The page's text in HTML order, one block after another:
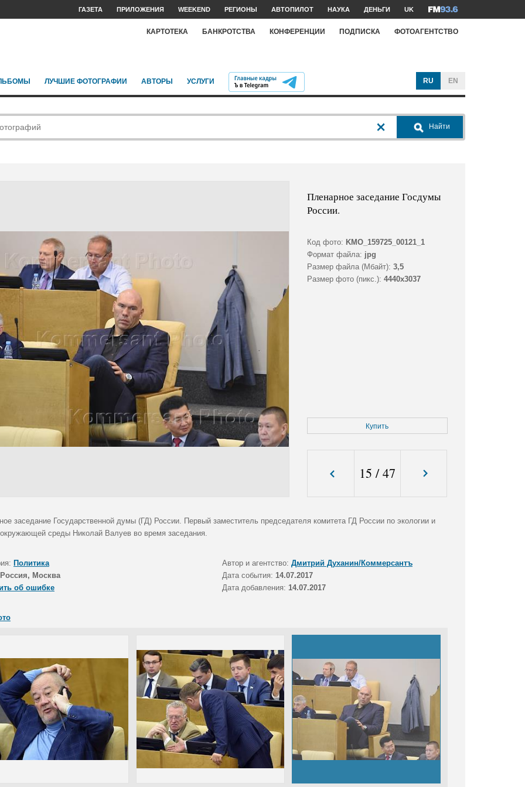
ГАЗЕТА ПРИЛОЖЕНИЯ WEEKEND РЕГИОНЫ АВТОПИЛОТ НАУКА ДЕНЬГИ UK
КАРТОТЕКА БАНКРОТСТВА КОНФЕРЕНЦИИ ПОДПИСКА ФОТОАГЕНТСТВО
ЛУЧШИЕ ФОТОГРАФИИ АВТОРЫ УСЛУГИ RU EN
Найти
Пленарное заседание Госдумы
России.
Код фото: KMO_159725_00121_1
Формат файла: jpg
Размер файла (Мбайт): 3,5
Размер фото (пикс.): 4440x3037
Купить
15 /47
заседание Государственной думы (ГД) России. Первый заместитель председателя комитета ГД России по экологии и
среды Николай Валуев во время заседания.
Политика Автор и агентство: Дмитрий Духанин/Коммерсантъ
Россия, Москва Дата события: 14.07.2017
об ошибке
Дата добавления: 14.07.2017